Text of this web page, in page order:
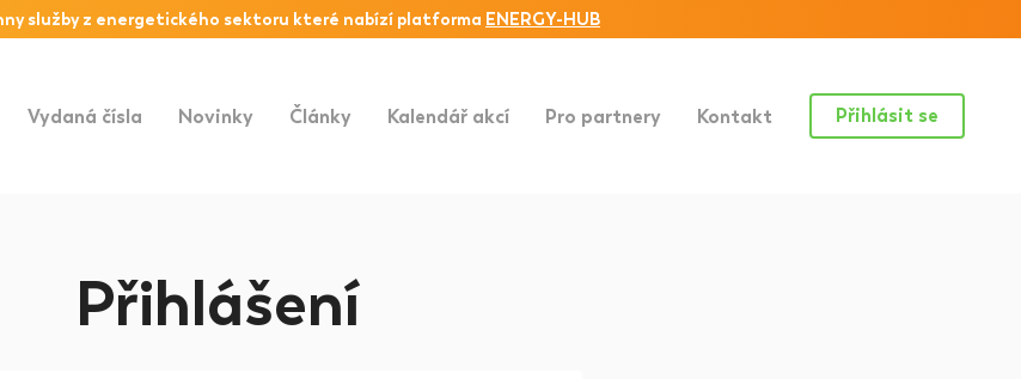
služby z energetického sektoru které nabízí platforma ENERGY-HUB
Vydaná čísla Novinky Články Kalendář akcí Pro partnery Kontakt Přihlásit se
Přihlášení